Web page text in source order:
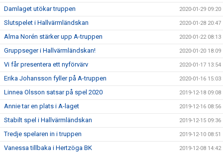
Damlaget utökar truppen 2020-01-29 09:20
Slutspelet i Hallvärmländskan 2020-01-28 20:47
Alma Norén stärker upp A-truppen 2020-01-22 08:13
Gruppseger i Hallvärmländskan! 2020-01-20 18:09
Vi får presentera ett nyförvärv 2020-01-17 13:54
Erika Johansson fyller på A-truppen 2020-01-16 15:03
Linnea Olsson satsar på spel 2020 2019-12-18 09:08
Annie tar en plats i A-laget 2019-12-16 08:56
Stabilt spel i Hallvärmländskan 2019-12-15 09:36
Tredje spelaren in i truppen 2019-12-10 08:51
Vanessa tillbaka i Hertzöga BK 2019-12-08 14:42